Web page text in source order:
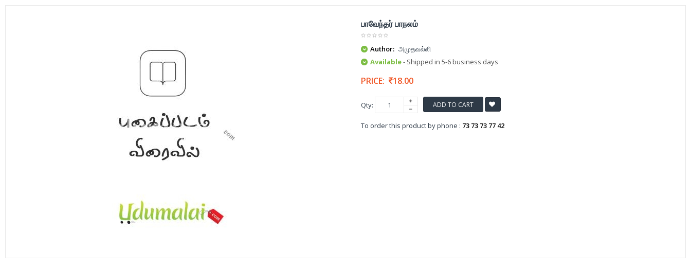
பாவேந்தர் பாநலம்
Author: அமுதவல்லி
Available- Shipped in 5-6 business days
PRICE: 18.00
Qty: ADD TO CART
To order this product by phone : 73 73 73 77 42